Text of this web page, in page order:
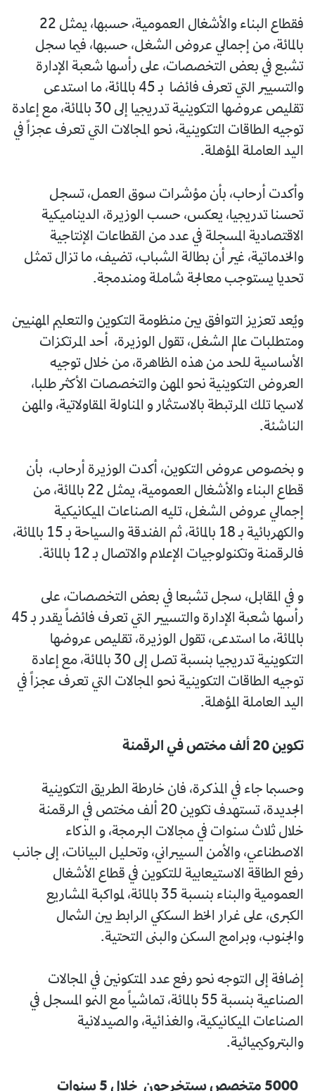
فقطاع البناء والأشغال العمومية، حسبها، يمثل 22
بالمائة، من إجمالي عروض الشغل، حسبها، فيما سجل
تشبع في بعض التخصصات، على رأسها شعبة الإدارة
والتسيير التي تعرف فائضا بـ 45 بالمائة، ما استدعى
تقليص عروضها التكوينية تدريجيا إلى 30 بالمائة، مع إعادة
توجيه الطاقات التكوينية، نحو المجالات التي تعرف عجزاً في
اليد العاملة المؤهلة.
وأكدت أرحاب، بأن مؤشرات سوق العمل، تسجل
تحسنا تدريجيا، يعكس، حسب الوزيرة، الديناميكية
الاقتصادية المسجلة في عدد من القطاعات الإنتاجية
والخدماتية، غير أن بطالة الشباب، تضيف، ما تزال تمثل
تحديا يستوجب معالجة شاملة ومندمجة.
ويُعد تعزيز التوافق بين منظومة التكوين والتعليم المهنيين
ومتطلبات عالم الشغل، تقول الوزيرة، أحد المرتكزات
الأساسية للحد من هذه الظاهرة، من خلال توجيه
العروض التكوينية نحو المهن والتخصصات الأكثر طلبا،
لاسيما تلك المرتبطة بالاستثمار و المناولة المقاولاتية، والمهن
الناشئة.
و بخصوص عروض التكوين، أكدت الوزيرة أرحاب، بأن
قطاع البناء والأشغال العمومية، يمثل 22 بالمائة، من
إجمالي عروض الشغل، تليه الصناعات الميكانيكية
والكهربائية بـ 18 بالمائة، ثم الفندقة والسياحة بـ 15 بالمائة،
فالرقمنة وتكنولوجيات الإعلام والاتصال بـ 12 بالمائة.
و في المقابل، سجل تشبعا في بعض التخصصات، على
رأسها شعبة الإدارة والتسيير التي تعرف فائضاً يقدر بـ 45
بالمائة، ما استدعى، تقول الوزيرة، تقليص عروضها
التكوينية تدريجيا بنسبة تصل إلى 30 بالمائة، مع إعادة
توجيه الطاقات التكوينية نحو المجالات التي تعرف عجزاً في
اليد العاملة المؤهلة.
تكوين 20 ألف مختص في الرقمنة
وحسبما جاء في المذكرة، فان خارطة الطريق التكوينية
الجديدة، تستهدف تكوين 20 ألف مختص في الرقمنة
خلال ثلاث سنوات في مجالات البرمجة، و الذكاء
الاصطناعي، والأمن السيبراني، وتحليل البيانات، إلى جانب
رفع الطاقة الاستيعابية للتكوين في قطاع الأشغال
العمومية والبناء بنسبة 35 بالمائة، لمواكبة المشاريع
الكبرى، على غرار الخط السككي الرابط بين الشمال
والجنوب، وبرامج السكن والبنى التحتية.
إضافة إلى التوجه نحو رفع عدد المتكونين في المجالات
الصناعية بنسبة 55 بالمائة، تماشياً مع النمو المسجل في
الصناعات الميكانيكية، والغذائية، والصيدلانية
والبتروكيميائية.